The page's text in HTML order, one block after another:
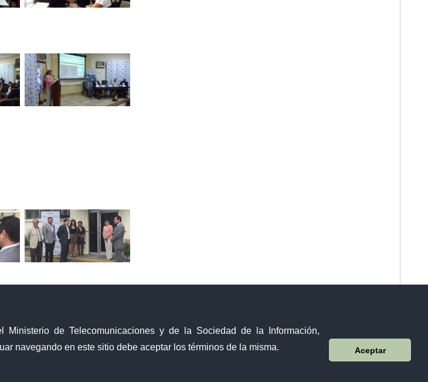
Ministerio de Telecomunicaciones y de la Sociedad de la Información,
navegando en este sitio debe aceptar los términos de la misma.
Aceptar
Sistema Nacional de Información (SNI)